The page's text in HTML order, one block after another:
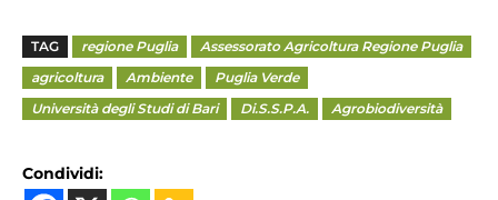
TAG regione Puglia
Assessorato Agricoltura Regione Puglia
agricoltura
Ambiente
Puglia Verde
Università degli Studi di Bari
Di.S.S.P.A. Agrobiodiversità
Condividi: